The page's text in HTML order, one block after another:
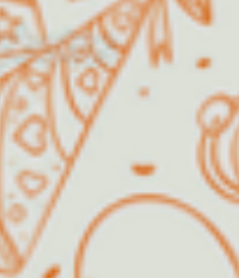
14h00 as
Agendar!